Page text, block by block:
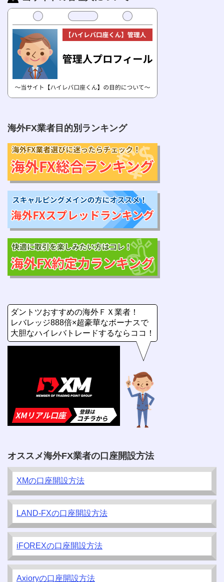
海外FX業者目的別ランキング
ダントツおすすめの海外ＦＸ業者！
レバレッジ888倍×超豪華なボーナスで
大胆なハイレバトレードするならココ！
オススメ海外FX業者の口座開設方法
XMの口座開設方法
LAND-FXの口座開設方法
iFOREXの口座開設方法
Axioryの口座開設方法